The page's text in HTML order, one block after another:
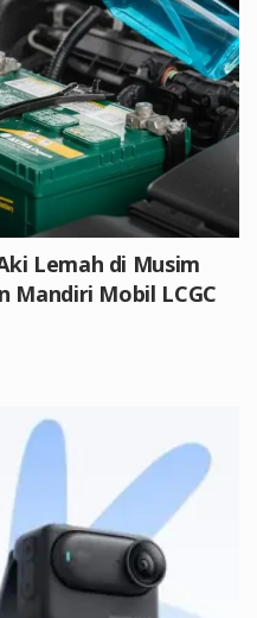
Lemah di Musim
Mandiri Mobil LCGC